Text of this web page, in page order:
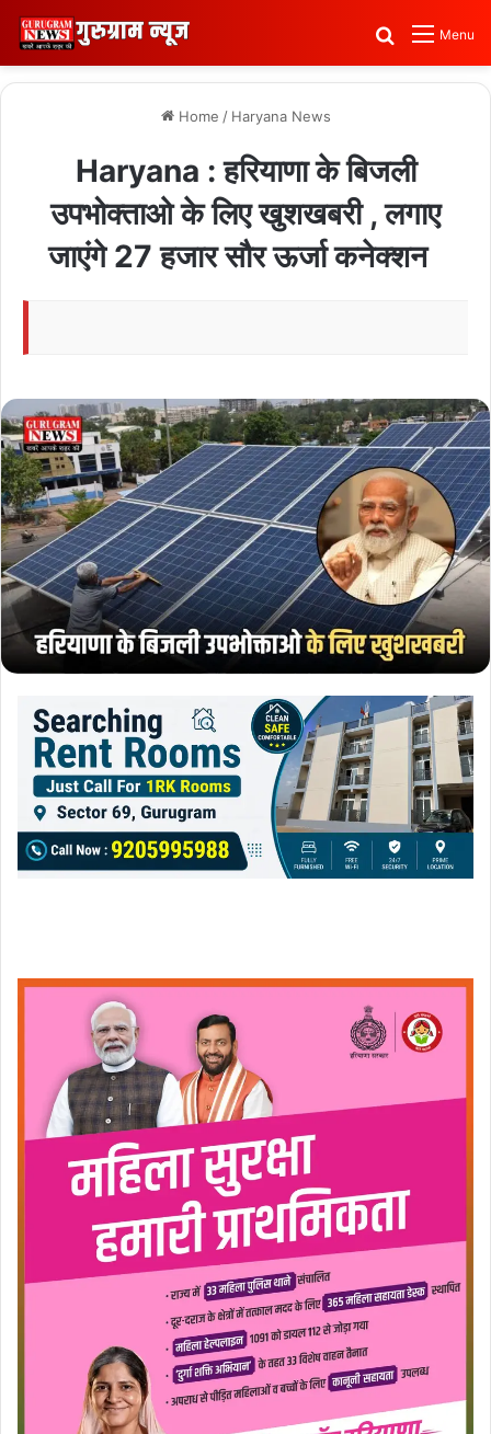
Menu
Search for
Home / Haryana News
Haryana : हरियाणा के बिजली
उपभोक्ताओ के लिए खुशखबरी , लगाए
जाएंगे 27 हजार सौर ऊर्जा कनेक्शन